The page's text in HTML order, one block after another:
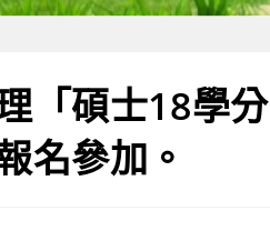
「碩士18學分
名參加。